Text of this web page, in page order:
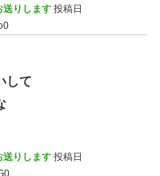
送りします 投稿日
して
送りします 投稿日